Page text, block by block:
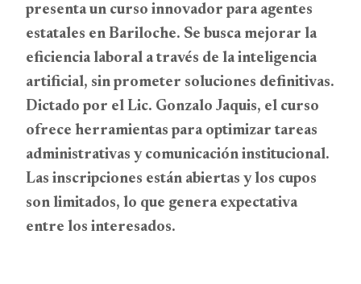
presenta un curso innovador para agentes
estatales en Bariloche. Se busca mejorar la
eficiencia laboral a través de la inteligencia
artificial, sin prometer soluciones definitivas.
Dictado por el Lic. Gonzalo Jaquis, el curso
ofrece herramientas para optimizar tareas
administrativas y comunicación institucional.
Las inscripciones están abiertas y los cupos
son limitados, lo que genera expectativa
entre los interesados.